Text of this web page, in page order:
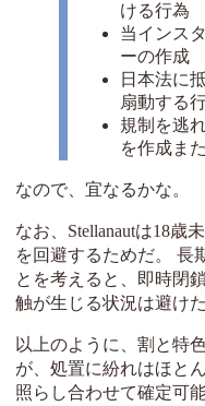
ける行為
当インス
ーの作成
日本法に
扇動する
規制を逃
を作成ま
なので、宜なるかな。
なお、Stellanautは18歳
を回避するためだ。 長
とを考えると、即時閉
触が生じる状況は避けた
以上のように、割と特
が、処置に紛れはほと
照らし合わせて確定可